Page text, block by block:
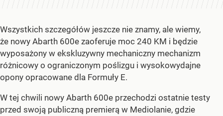
Wszystkich szczegółów jeszcze nie znamy, ale wiemy,
że nowy Abarth 600e zaoferuje moc 240 KM i będzie
wyposażony w ekskluzywny mechaniczny mechanizm
różnicowy o ograniczonym poślizgu i wysokowydajne
opony opracowane dla Formuły E.
W tej chwili nowy Abarth 600e przechodzi ostatnie testy
przed swoją publiczną premierą w Mediolanie, gdzie